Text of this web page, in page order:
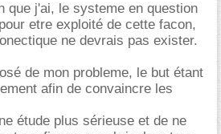
que j'ai, le systeme en question
etre exploité de cette facon,
ne devrais pas exister.
de mon probleme, le but étant
afin de convaincre les
étude plus sérieuse et de ne